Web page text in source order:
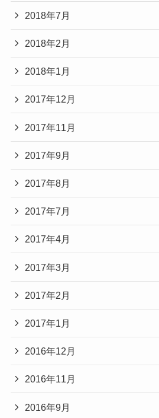
2018年7月
2018年2月
2018年1月
2017年12月
2017年11月
2017年9月
2017年8月
2017年7月
2017年4月
2017年3月
2017年2月
2017年1月
2016年12月
2016年11月
2016年9月